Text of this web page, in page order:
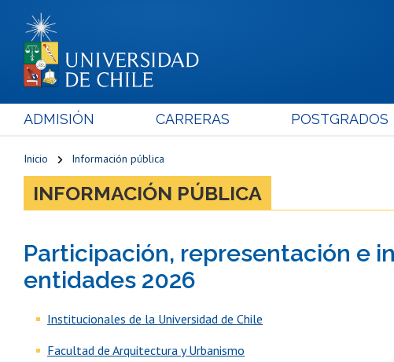
ADMISIÓN CARRERAS POSTGRADOS
Inicio Información pública
INFORMACIÓN PÚBLICA
Participación, representación e
entidades 2026
Institucionales de la Universidad de Chile
Facultad de Arquitectura y Urbanismo